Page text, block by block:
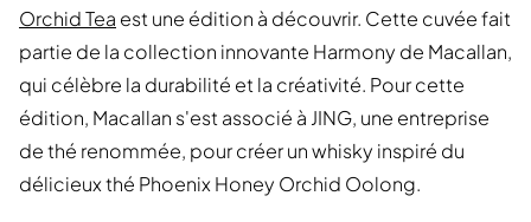
Orchid Tea est une édition à découvrir. Cette cuvée fait
partie de la collection innovante Harmony de Macallan,
qui célèbre la durabilité et la créativité. Pour cette
édition, Macallan s'est associé à JING, une entreprise
de thé renommée, pour créer un whisky inspiré du
délicieux thé Phoenix Honey Orchid Oolong.